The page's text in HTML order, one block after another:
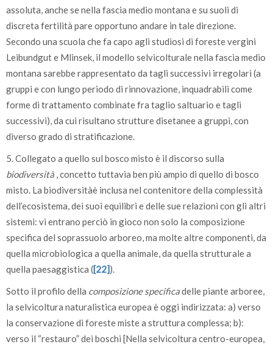
assoluta, anche se nella fascia medio montana e su suoli di
discreta fertilità pare opportuno andare in tale direzione.
Secondo una scuola che fa capo agli studiosi di foreste vergini
Leibundgut e Mlinsek, il modello selvicolturale nella fascia medio
montana sarebbe rappresentato da tagli successivi irregolari (a
gruppi e con lungo periodo di rinnovazione, inquadrabili come
forme di trattamento combinate fra taglio saltuario e tagli
successivi), da cui risultano strutture disetanee a gruppi, con
diverso grado di stratificazione.
5. Collegato a quello sul bosco misto è il discorso sulla
biodiversità , concetto tuttavia ben più ampio di quello di bosco
misto. La biodiversitàè inclusa nel contenitore della complessità
dell’ecosistema, dei suoi equilibri e delle sue relazioni con gli altri
sistemi: vi entrano perciò in gioco non solo la composizione
specifica del soprassuolo arboreo, ma molte altre componenti, da
quella microbiologica a quella animale, da quella strutturale a
quella paesaggistica ([22]).
Sotto il profilo della composizione specificadelle piante arboree,
la selvicoltura naturalistica europea è oggi indirizzata: a) verso
la conservazione di foreste miste a struttura complessa; b):
verso il “restauro” dei boschi [Nella selvicoltura centro-europea,